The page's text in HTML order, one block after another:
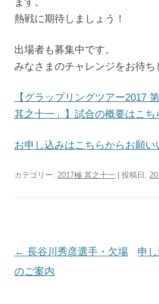
熱戦に期待しましょう！
出場者も募集中です。
みなさまのチャレンジをお待ち
【グラップリングツアー2017
其之十一」】試合の概要はこち
お申し込みはこちらからお願い
カテゴリー: 2017極 其之十一 | 投稿日:
投
稿
← 長谷川秀彦選手・欠場
のご案内
申